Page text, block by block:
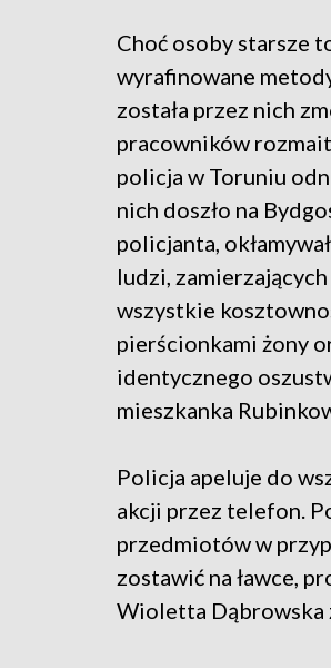
Choć osoby starsze
wyrafinowane
została przez nich
pracowników
policja w Toruniu
nich doszło na
policjanta,
ludzi,
wszystkie
pierścionkami żony
identycznego
mieszkanka
Policja apeluje do
akcji przez telefon.
przedmiotów w
zostawić na ławce,
Wioletta Dąbrowska